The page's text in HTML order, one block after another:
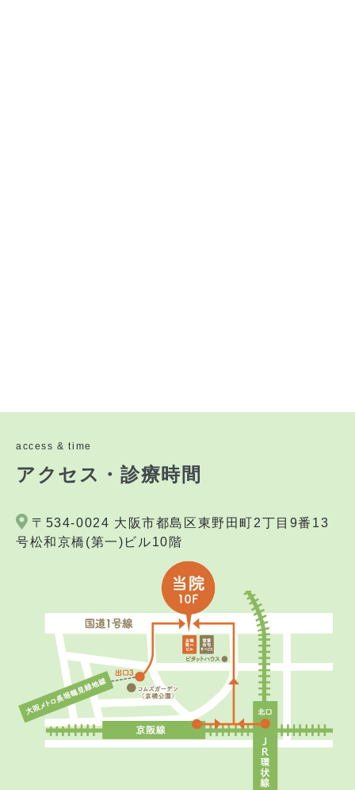
access & time
アクセス・診療時間
〒534-0024 大阪市都島区東野田町2丁目9番13
号松和京橋(第一)ビル10階